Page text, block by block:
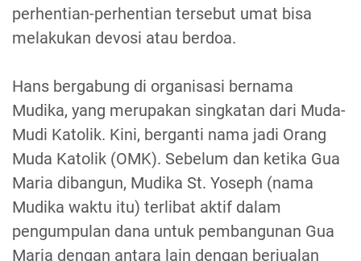
perhentian-perhentian tersebut umat bisa
melakukan devosi atau berdoa.
Hans bergabung di organisasi bernama
Mudika, yang merupakan singkatan dari Muda-
Mudi Katolik. Kini, berganti nama jadi Orang
Muda Katolik (OMK). Sebelum dan ketika Gua
Maria dibangun, Mudika St. Yoseph (nama
Mudika waktu itu) terlibat aktif dalam
pengumpulan dana untuk pembangunan Gua
Maria dengan antara lain dengan berjualan